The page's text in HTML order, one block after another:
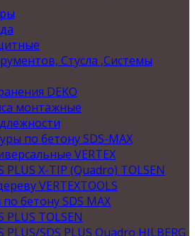
Стусла ,Системы
DEKO
монтажные
по бетону SDS-MAX
VERTEX
PLUS X-TIP (Quadro) TOLSEN
VERTEXTOOLS
бетону SDS MAX
PLUS TOLSEN
PLUS/SDS PLUS Quadro HILBERG